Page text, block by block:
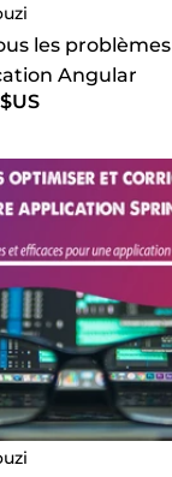
les
Angular